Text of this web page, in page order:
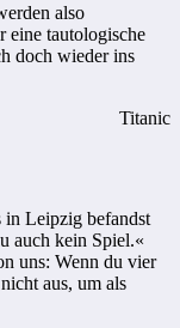
also
eine tautologische
doch wieder ins
Titanic
in Leipzig befandst
auch kein Spiel.«
uns: Wenn du vier
aus, um als